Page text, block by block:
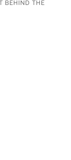
BEHIND THE